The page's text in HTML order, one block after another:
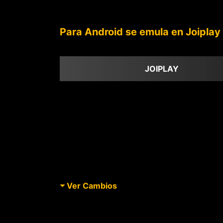
Para Android se emula en Joiplay
JOIPLAY
Ver Cambios